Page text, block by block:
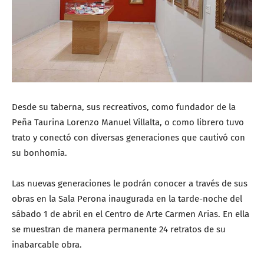
Desde su taberna, sus recreativos, como fundador de la
Peña Taurina Lorenzo Manuel Villalta, o como librero tuvo
trato y conectó con diversas generaciones que cautivó con
su bonhomía.
Las nuevas generaciones le podrán conocer a través de sus
obras en la Sala Perona inaugurada en la tarde-noche del
sábado 1 de abril en el Centro de Arte Carmen Arias. En ella
se muestran de manera permanente 24 retratos de su
inabarcable obra.